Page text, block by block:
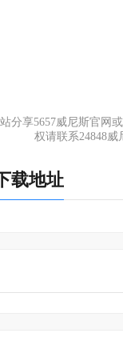
分享5657威尼斯官网
权请联系24848威
载地址